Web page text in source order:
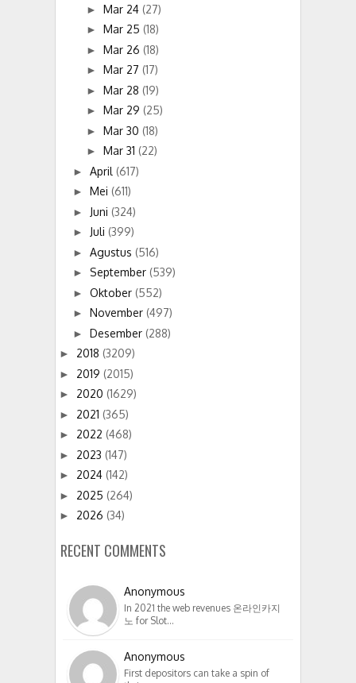
► Mar 24 (27)
► Mar 25 (18)
► Mar 26 (18)
► Mar 27 (17)
► Mar 28 (19)
► Mar 29 (25)
► Mar 30 (18)
► Mar 31 (22)
► April (617)
► Mei (611)
► Juni (324)
► Juli (399)
► Agustus (516)
► September (539)
► Oktober (552)
► November (497)
► Desember (288)
► 2018 (3209)
► 2019 (2015)
► 2020 (1629)
► 2021 (365)
► 2022 (468)
► 2023 (147)
► 2024 (142)
► 2025 (264)
► 2026 (34)
RECENT COMMENTS
Anonymous
In 2021 the web revenues 온라인카지
노 for Slot…
Anonymous
First depositors can take a spin of